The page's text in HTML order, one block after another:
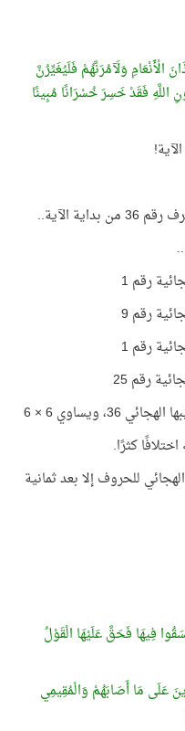
الْأَنْعَامِ وَلَآمُرَنَّهُمْ فَلَيُغَيِّرُنَّ
فَقَدْ خَسِرَ خُسْرَانًا مُبِينًا
الآية..
رقم 1
رقم 9
رقم 1
رقم 25
ويساوي 6 × 6
كثرًا.
للحروف إلا بعد ثمانية
فِيهَا فَحَقَّ عَلَيْهَا الْقَوْلُ
عَلَى مَا أَصَابَهُمْ وَالْمُقِيمِي